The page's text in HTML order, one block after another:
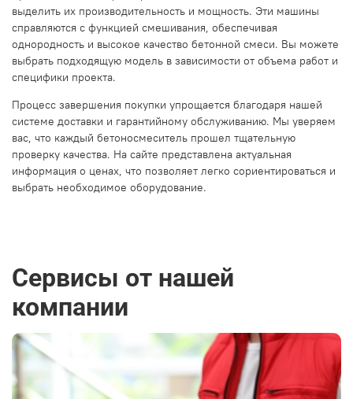
выделить их производительность и мощность. Эти машины
справляются с функцией смешивания, обеспечивая
однородность и высокое качество бетонной смеси. Вы можете
выбрать подходящую модель в зависимости от объема работ и
специфики проекта.
Процесс завершения покупки упрощается благодаря нашей
системе доставки и гарантийному обслуживанию. Мы уверяем
вас, что каждый бетоносмеситель прошел тщательную
проверку качества. На сайте представлена актуальная
информация о ценах, что позволяет легко сориентироваться и
выбрать необходимое оборудование.
Сервисы от нашей
компании